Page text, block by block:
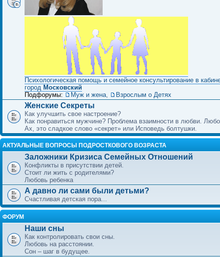
Психологическая помощь и семейное консультирование в
город Московский
Подфорумы:
Муж и жена, Взрослым о Детях
Женские Секреты
Как улучшить свое настроение?
Как понравиться мужчине? Проблема взаимности в любви.
Ах, это сладкое слово «секрет» или Исповедь болтушки.
АКТУАЛЬНЫЕ ВОПРОСЫ ПОДРОСТКОВОГО ВОЗРАСТА
Заложники Кризиса Семейных Отношений
Конфликты в присутствии детей.
Стоит ли жить с родителями?
Любовь ребенка
А давно ли сами были детьми?
Счастливая детская пора...
ФОРУМ
Наши сны
Как контролировать свои сны.
Любовь на расстоянии.
Сон – шаг в будущее.